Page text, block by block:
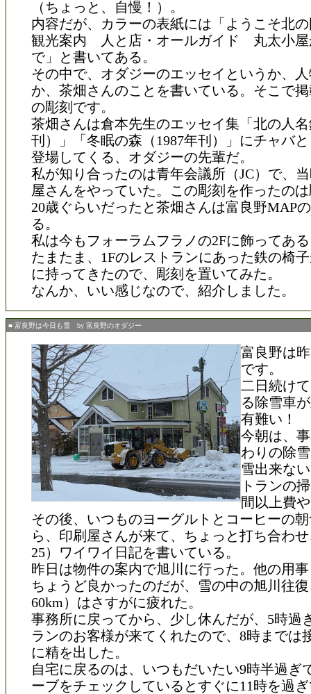
（ちょっと、自慢！）。
内容だが、カラーの表紙には「ようこそ北
観光案内 人と店・オールガイド 丸太小屋
で」と書いてある。
その中で、オダジーのエッセイというか、
か、茶畑さんのことを書いている。そこで
の彫刻です。
茶畑さんは倉本先生のエッセイ集「北の人名
刊）」「冬眠の森（1987年刊）」にチャバ
登場してくる、オダジーの先輩だ。
私が知り合ったのは青年会議所（JC）で、
屋さんをやっていた。この彫刻を作ったの
20歳ぐらいだったと茶畑さんは富良野MAP
る。
私は今もフォーラムフラノの2Fに飾ってあ
たまたま、1Fのレストランにあった鉄の椅
に持ってきたので、彫刻を置いてみた。
なんか、いい感じなので、紹介しました。
■ 富良野は今日も雪 by 富良野のオダジー
富良野は
です。
二日続け
る除雪車
有難い！
今朝は、
わりの除
雪出来な
トランの
間以上費
その後、いつものヨーグルトとコーヒーの
ら、印刷屋さんが来て、ちょっと打ち合わ
25）ワイワイ日記を書いている。
昨日は物件の案内で旭川に行った。他の用
ちょうど良かったのだが、雪の中の旭川往
60km）はさすがに疲れた。
事務所に戻ってから、少し休んだが、5時過
ランのお客様が来てくれたので、8時までは
に精を出した。
自宅に戻るのは、いつもだいたい9時半過ぎ
ーブをチェックしているとすぐに11時を過